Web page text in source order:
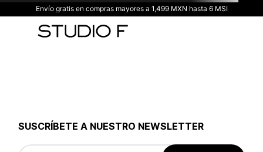
Envío gratis en compras mayores a 1,499 MXN hasta 6 MSI
SUSCRÍBETE A NUESTRO NEWSLETTER